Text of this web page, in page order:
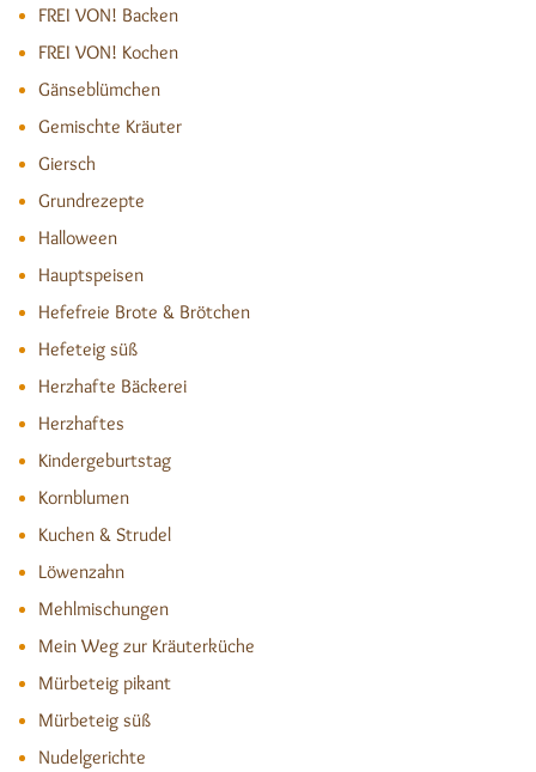
FREI VON! Backen
FREI VON! Kochen
Gänseblümchen
Gemischte Kräuter
Giersch
Grundrezepte
Halloween
Hauptspeisen
Hefefreie Brote & Brötchen
Hefeteig süß
Herzhafte Bäckerei
Herzhaftes
Kindergeburtstag
Kornblumen
Kuchen & Strudel
Löwenzahn
Mehlmischungen
Mein Weg zur Kräuterküche
Mürbeteig pikant
Mürbeteig süß
Nudelgerichte